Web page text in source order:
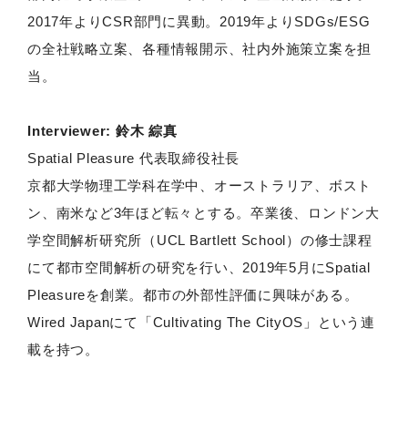
2017年よりCSR部門に異動。2019年よりSDGs/ESG
の全社戦略立案、各種情報開示、社内外施策立案を担
当。
Interviewer: 鈴⽊ 綜真
Spatial Pleasure 代表取締役社長
京都大学物理工学科在学中、オーストラリア、ボスト
ン、南米など3年ほど転々とする。卒業後、ロンドン大
学空間解析研究所（UCL Bartlett School）の修士課程
にて都市空間解析の研究を行い、2019年5月にSpatial
Pleasureを創業。都市の外部性評価に興味がある。
Wired Japanにて「Cultivating The CityOS」という連
載を持つ。